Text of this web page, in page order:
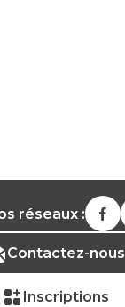
réseaux :
Contactez-nous
Inscriptions